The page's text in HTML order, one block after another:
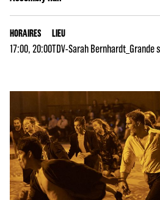
HORAIRES
17:00, 20:00
LIEU
TDV-Sarah Bernhardt_Grande